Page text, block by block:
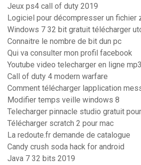
Jeux ps4 call of duty 2019
Logiciel pour décompresser un fichier
Windows 7 32 bit gratuit télécharger
Connaitre le nombre de bit dun pc
Qui va consulter mon profil facebook
Youtube video telecharger en ligne mp3
Call of duty 4 modern warfare
Comment télécharger lapplication
Modifier temps veille windows 8
Telecharger pinnacle studio gratuit
Télécharger scratch 2 pour mac
La redoute.fr demande de catalogue
Candy crush soda hack for android
Java 7 32 bits 2019